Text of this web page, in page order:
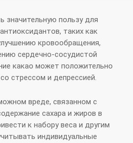
значительную пользу для
таких как
кровообращения,
сердечно-сосудистой
какао может положительно
стрессом и депрессией.
вреде, связанном с
сахара и жиров в
к набору веса и другим
индивидуальные